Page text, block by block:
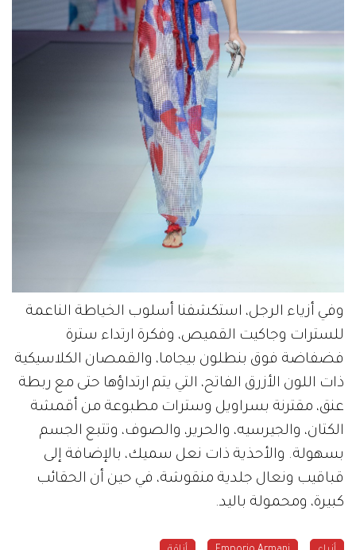
وفي أزياء الرجل، استكشفنا أسلوب الخياطة الناعمة
للسترات وجاكيت القميص، وفكرة ارتداء سترة
فضفاضة فوق بنطلون بيجاما، والقمصان الكلاسيكية
ذات اللون الأزرق الفاتح، التي يتم ارتداؤها حتى مع ربطة
عنق، مقترنة بسراويل وسترات مطبوعة من أقمشة
الكتان، والجيرسيه، والحرير، والصوف، وتتبع الجسم
بسهولة. والأحذية ذات نعل سميك، بالإضافة إلى
قباقيب ونعال جلدية منقوشة، في حين أن الحقائب
كبيرة، ومحمولة باليد.